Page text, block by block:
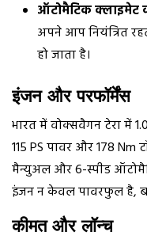
ऑटोमैटिक क्लाइमेट
अपने आप नियंत्रित
हो जाता है।
इंजन और परफॉर्मेंस
भारत में वोक्सवैगन टेरा में
115 PS पावर और 178 Nm
मैन्युअल और 6-स्पीड
इंजन न केवल पावरफुल है,
कीमत और लॉन्च